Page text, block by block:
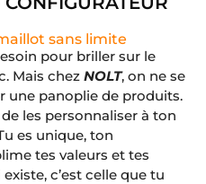
sans limite
pour briller sur le
Mais chez NOLT, on ne se
une panoplie de produits.
les personnaliser à ton
es unique, ton
tes valeurs et tes
c’est celle que tu